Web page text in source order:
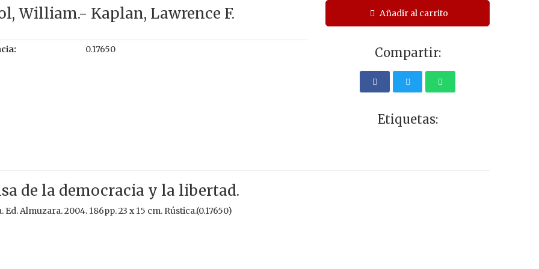
William.- Kaplan, Lawrence F.
0.17650
Añadir al carrito
Compartir:
Etiquetas:
de la democracia y la libertad.
Almuzara. 2004. 186pp. 23 x 15 cm. Rústica.(0.17650)